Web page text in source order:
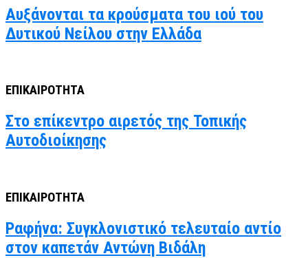
Αυξάνονται τα κρούσματα του ιού του
Δυτικού Νείλου στην Ελλάδα
ΕΠΙΚΑΙΡΟΤΗΤΑ
Στο επίκεντρο αιρετός της Τοπικής
Αυτοδιοίκησης
ΕΠΙΚΑΙΡΟΤΗΤΑ
Ραφήνα: Συγκλονιστικό τελευταίο αντίο
στον καπετάν Αντώνη Βιδάλη